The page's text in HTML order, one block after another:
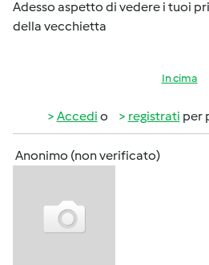
Adesso aspetto di vedere i tuoi
della vecchietta
In cima
Accedi o registrati per
Anonimo (non verificato)